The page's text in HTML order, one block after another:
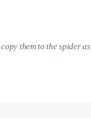
them to the spider